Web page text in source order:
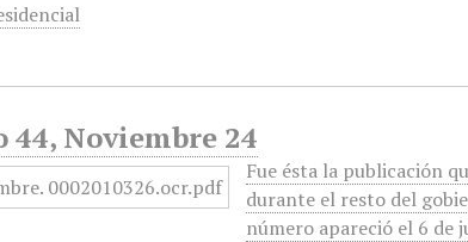
Noviembre 24
Fue ésta la publicación
durante el resto del
número apareció el 6 de